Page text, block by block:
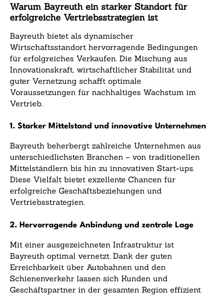
Warum Bayreuth ein starker Standort für
erfolgreiche Vertriebsstrategien ist
Bayreuth bietet als dynamischer
Wirtschaftsstandort hervorragende Bedingungen
für erfolgreiches Verkaufen. Die Mischung aus
Innovationskraft, wirtschaftlicher Stabilität und
guter Vernetzung schafft optimale
Voraussetzungen für nachhaltiges Wachstum im
Vertrieb.
1. Starker Mittelstand und innovative Unternehmen
Bayreuth beherbergt zahlreiche Unternehmen aus
unterschiedlichsten Branchen – von traditionellen
Mittelständlern bis hin zu innovativen Start-ups.
Diese Vielfalt bietet exzellente Chancen für
erfolgreiche Geschäftsbeziehungen und
Vertriebsstrategien.
2. Hervorragende Anbindung und zentrale Lage
Mit einer ausgezeichneten Infrastruktur ist
Bayreuth optimal vernetzt. Dank der guten
Erreichbarkeit über Autobahnen und den
Schienenverkehr lassen sich Kunden und
Geschäftspartner in der gesamten Region effizient